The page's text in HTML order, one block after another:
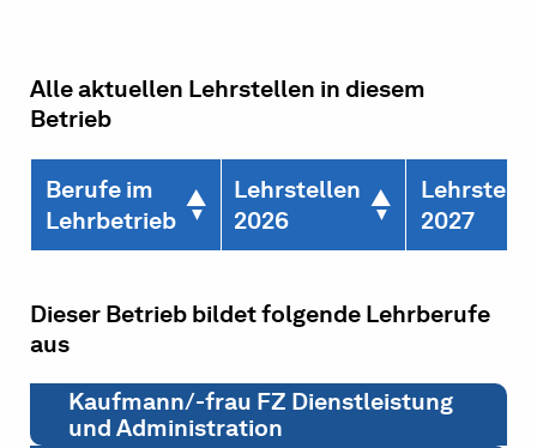
Alle aktuellen Lehrstellen in diesem
Betrieb
Berufe im
Lehrbetrieb
Lehrstellen
2026
2027
Dieser Betrieb bildet folgende Lehrberufe
aus
Kaufmann/-frau FZ Dienstleistung
und Administration